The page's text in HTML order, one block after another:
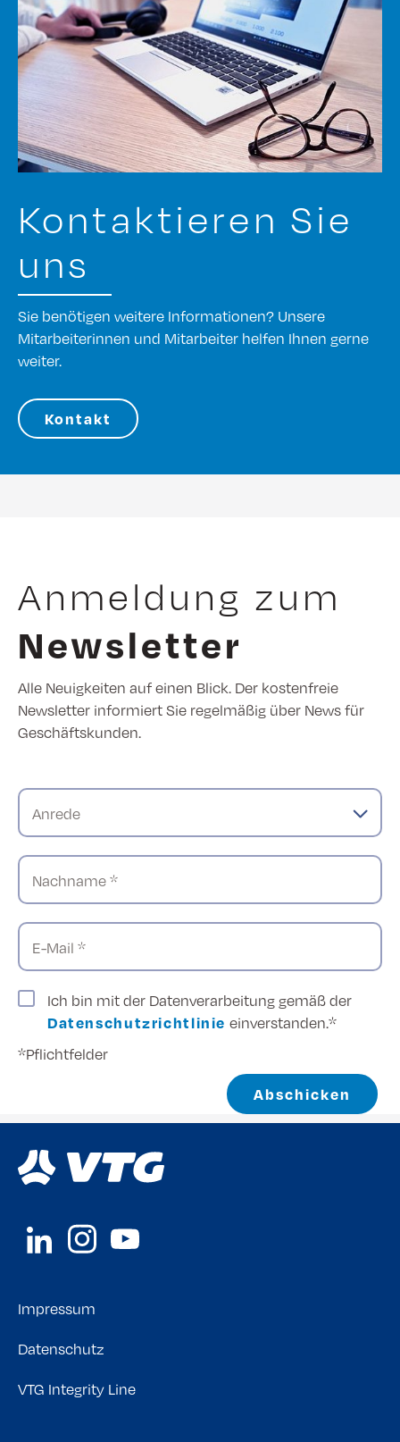
Kontaktieren Sie
uns
Sie benötigen weitere Informationen? Unsere
Mitarbeiterinnen und Mitarbeiter helfen Ihnen gerne
weiter.
Kontakt
Anmeldung zum
Newsletter
Alle Neuigkeiten auf einen Blick. Der kostenfreie
Newsletter informiert Sie regelmäßig über News für
Geschäftskunden.
Anrede
Nachname *
E-Mail *
Ich bin mit der Datenverarbeitung gemäß der
Datenschutzrichtlinie einverstanden.*
*Pflichtfelder
Abschicken
Impressum
Datenschutz
VTG Integrity Line